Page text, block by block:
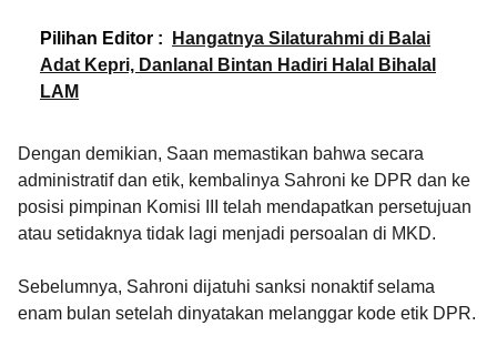
Pilihan Editor :
Hangatnya Silaturahmi di Balai
Adat Kepri, Danlanal Bintan Hadiri Halal Bihalal
LAM
Dengan demikian, Saan memastikan bahwa secara
administratif dan etik, kembalinya Sahroni ke DPR dan ke
posisi pimpinan Komisi III telah mendapatkan persetujuan
atau setidaknya tidak lagi menjadi persoalan di MKD.
Sebelumnya, Sahroni dijatuhi sanksi nonaktif selama
enam bulan setelah dinyatakan melanggar kode etik DPR.